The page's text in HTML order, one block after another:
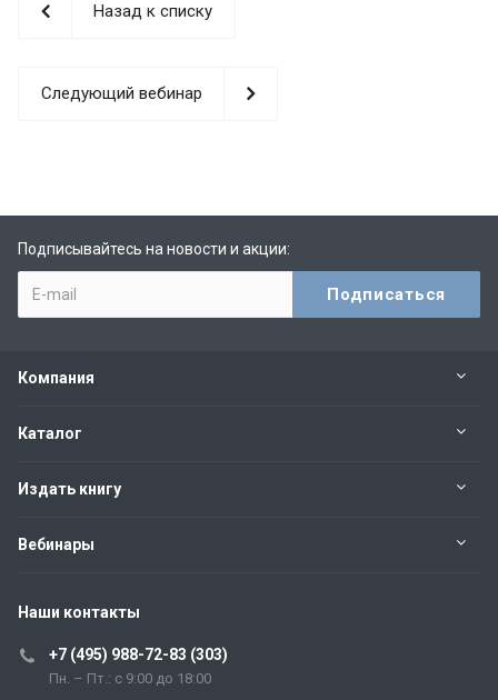
Назад к списку
Следующий вебинар
Подписывайтесь на новости и акции:
Компания
Каталог
Издать книгу
Вебинары
Наши контакты
+7 (495) 988-72-83 (303)
Пн. – Пт.: с 9:00 до 18:00